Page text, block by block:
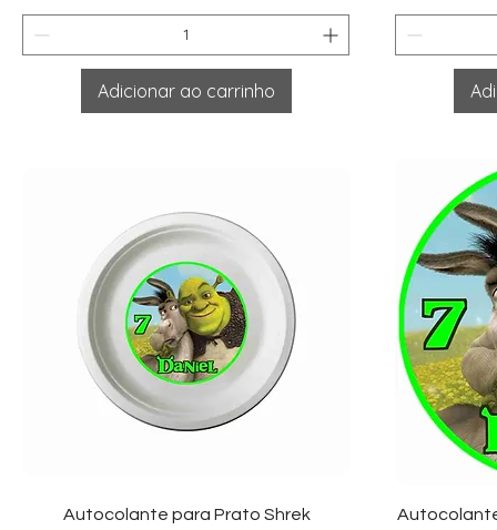
Adicionar ao carrinho
Visualização rápida
Autocolante para Prato Shrek
Autocolante